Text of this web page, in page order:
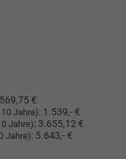
€
Jahre): 1.539,- €
Jahre): 3.655,12 €
Jahre): 5.643,- €